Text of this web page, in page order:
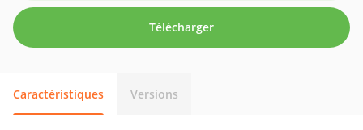
Télécharger
Caractéristiques Versions